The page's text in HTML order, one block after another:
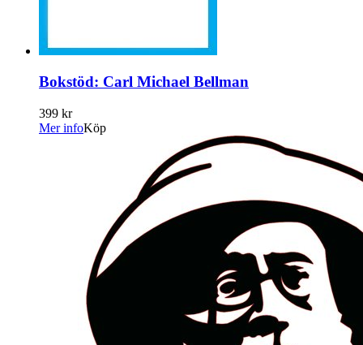
Bokstöd: Carl Michael Bellman
399 kr
Mer infoKöp